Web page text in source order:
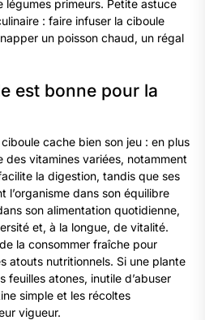
légumes primeurs. Petite astuce
: faire infuser la ciboule
un poisson chaud, un régal
est bonne pour la
cache bien son jeu : en plus
des vitamines variées, notamment
la digestion, tandis que ses
dans son équilibre
son alimentation quotidienne,
et, à la longue, de vitalité.
la consommer fraîche pour
atouts nutritionnels. Si une plante
feuilles atones, inutile d’abuser
simple et les récoltes
vigueur.